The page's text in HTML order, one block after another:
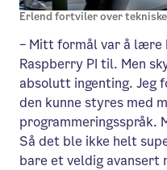
Erlend fortviler over
– Mitt formål var å lære
Raspberry PI til. Men
absolutt ingenting. Jeg
den kunne styres med
programmeringsspråk.
Så det ble ikke helt
bare et veldig avansert